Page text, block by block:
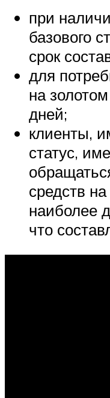
при
базового
срок
для
на
дней;
клиенты,
статус,
средств
наиболее
что